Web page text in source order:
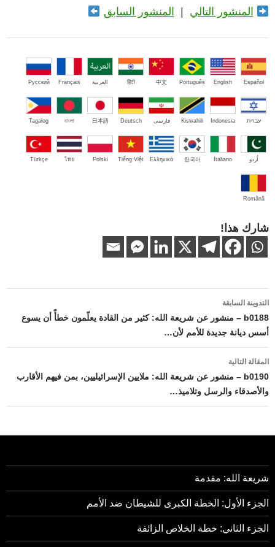
المنشور التالي المنشور السابق
Español
English
Português
中文
हिंदी العربية Français
Русский
עברית Indonesia
Kiswahili فارسی Deutsch
日本語
বাংলা
Tagalog
اُردو Italiano
한국어
Ελληνικά
Tiếng Việt
Polski
ไทย
Türkçe
Română
شارك هذا!
تصفّح
المقالات
التدوينة السابقة
b0188 – منشور عن شريعة الله: كثير من القادة يعلّمون خطأً أن يسوع
أسس ديانة جديدة للأمم لأن…
المقالة التالية
b0190 – منشور عن شريعة الله: ملايين الإسرائيليين، بمن فيهم الأقارب
والأصدقاء والرسل وتلاميذ…
شريعة الله: مقدمة
الجزء الأول: الخطة الكبرى للشيطان ضد الأمم
الجزء الثاني: خطة الخلاص الزائفة